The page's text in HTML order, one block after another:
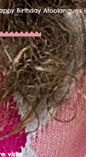
Birthday Atoolangues !
visite